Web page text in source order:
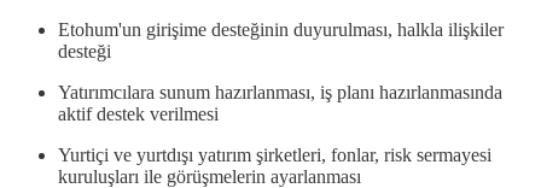
Etohum'un girişime desteğinin duyurulması, halkla ilişkiler
desteği
Yatırımcılara sunum hazırlanması, iş planı hazırlanmasında
aktif destek verilmesi
Yurtiçi ve yurtdışı yatırım şirketleri, fonlar, risk sermayesi
kuruluşları ile görüşmelerin ayarlanması